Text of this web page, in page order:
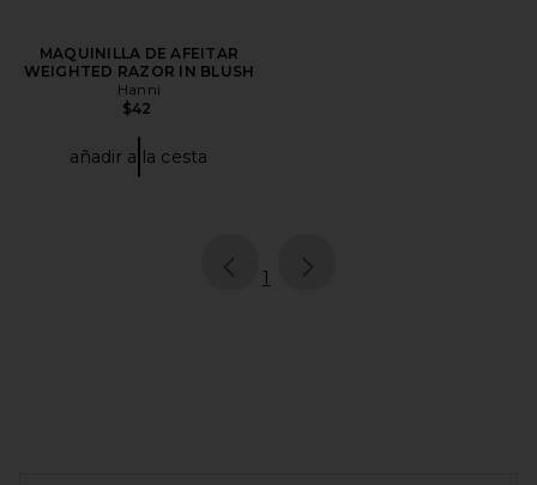
MAQUINILLA DE AFEITAR
WEIGHTED RAZOR IN BLUSH
Hanni
$42
añadir a la cesta
page
1